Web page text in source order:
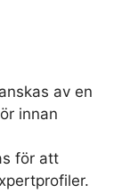
av en
innan
för att